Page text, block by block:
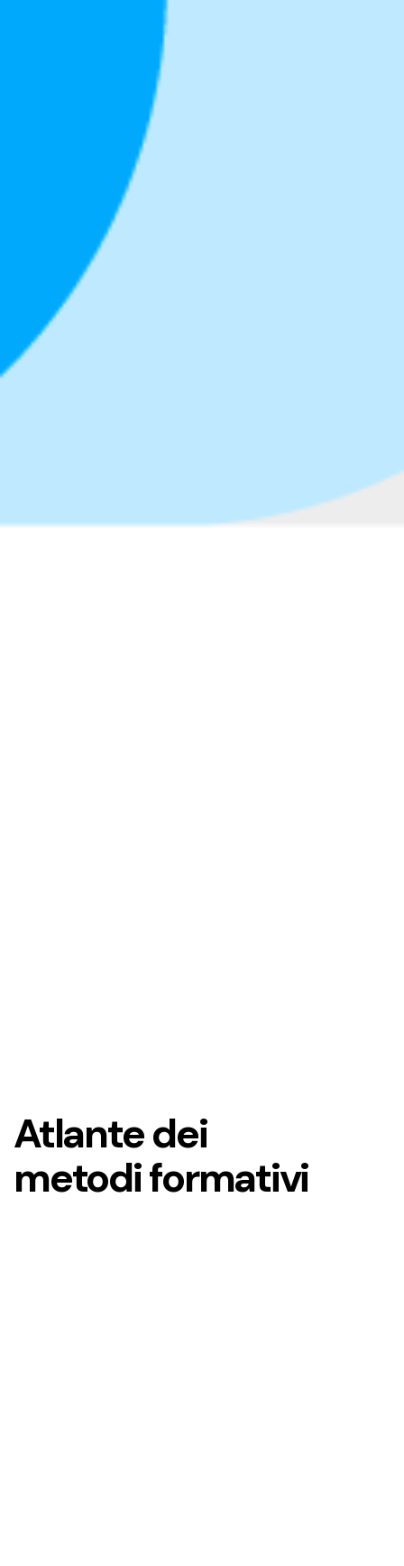
Atlante dei
metodi formativi